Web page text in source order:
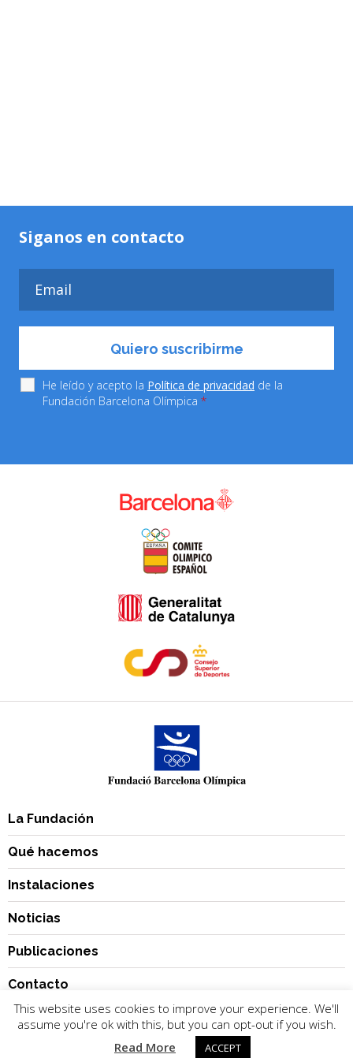
Siganos en contacto
He leído y acepto la Política de privacidad de la
Fundación Barcelona Olímpica *
La Fundación
Qué hacemos
Instalaciones
Noticias
Publicaciones
Contacto
This website uses cookies to improve your experience. We'll
assume you're ok with this, but you can opt-out if you wish.
Read More
ACCEPT